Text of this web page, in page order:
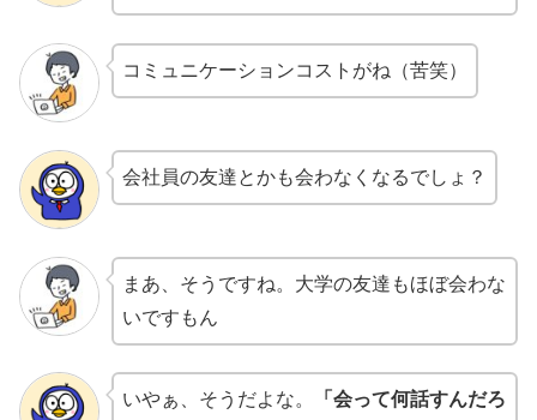
コミュニケーションコストがね（苦笑）
会社員の友達とかも会わなくなるでしょ？
まあ、そうですね。大学の友達もほぼ会わな
いですもん
いやぁ、そうだよな。
「会って何話すんだろ